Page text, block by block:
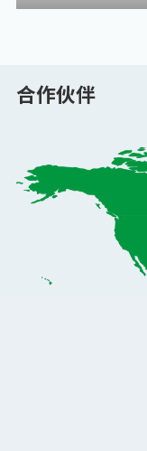
合作伙伴